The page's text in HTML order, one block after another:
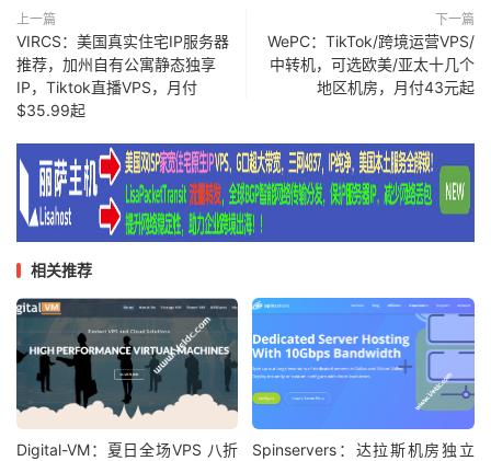
上一篇
VIRCS：美国真实住宅IP服务器
推荐，加州自有公寓静态独享
IP，Tiktok直播VPS，月付
$35.99起
下一篇
WePC：TikTok/跨境运营VPS/
中转机，可选欧美/亚太十几个
地区机房，月付43元起
相关推荐
Digital-VM：夏日全场VPS 八折
Spinservers：达拉斯机房独立